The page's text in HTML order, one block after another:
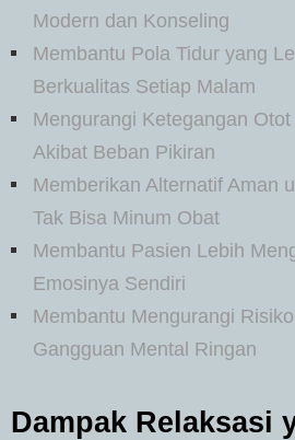
Modern dan Konseling
Membantu Pola Tidur yang
Berkualitas Setiap Malam
Mengurangi Ketegangan
Akibat Beban Pikiran
Memberikan Alternatif Aman
Tak Bisa Minum Obat
Membantu Pasien Lebih
Emosinya Sendiri
Membantu Mengurangi
Gangguan Mental Ringan
Dampak Relaksasi